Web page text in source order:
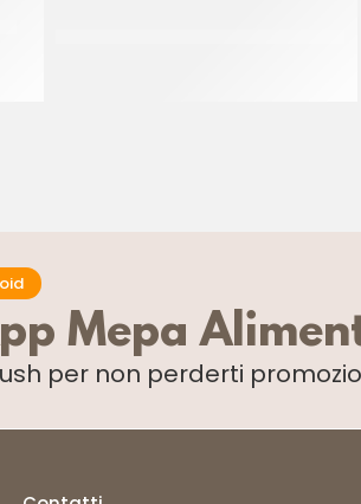
Mepa
per non perderti